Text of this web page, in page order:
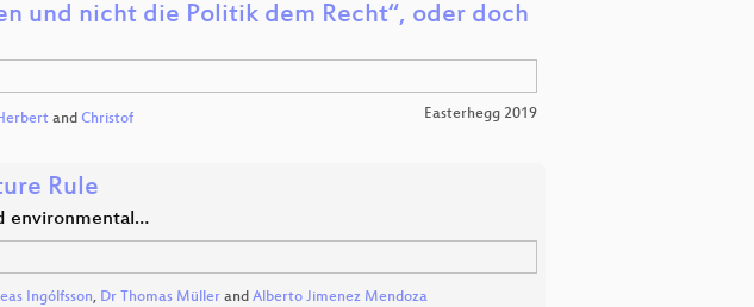
und nicht die Politik dem Recht“, oder doch
and Christof Easterhegg 2019
Rule
environmental…
Ingólfsson, Dr Thomas Müller and Alberto Jimenez Mendoza